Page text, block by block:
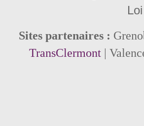
Sites partenaires :
TransClermont|